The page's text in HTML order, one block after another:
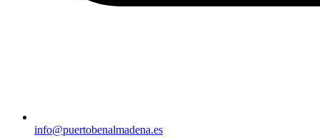
info@puertobenalmadena.es